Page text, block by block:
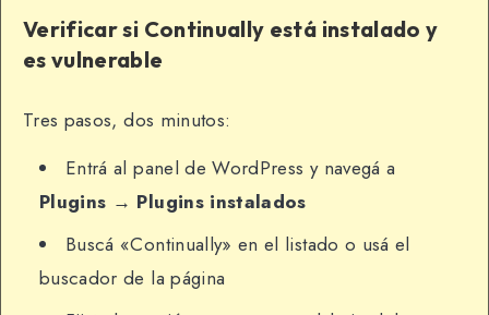
Verificar si Continually está instalado y
es vulnerable
Tres pasos, dos minutos:
Entrá al panel de WordPress y navegá a
Plugins → Plugins instalados
Buscá «Continually» en el listado o usá el
buscador de la página